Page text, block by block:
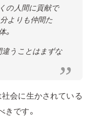
の人間に貢献で
よりも仲間た
。
うことはまずな
会に生かされている
です。